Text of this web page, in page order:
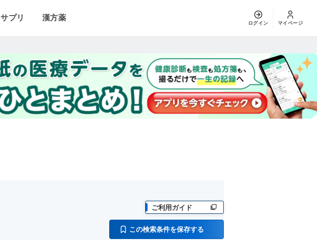
サプリ 漢方薬
ログイン マイページ
ご利用ガイド
この検索条件を保存する